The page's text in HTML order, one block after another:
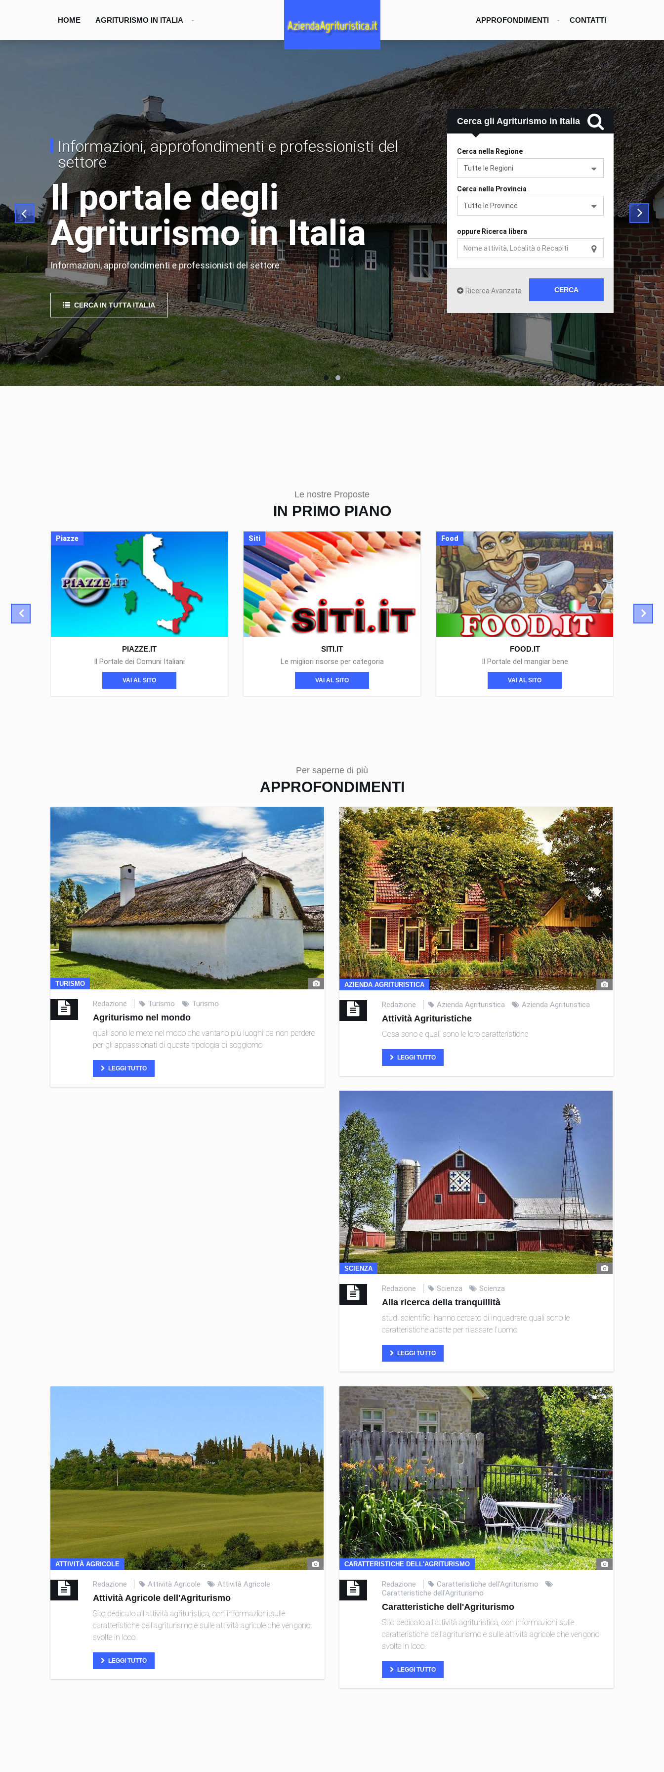
HOME AGRITURISMO IN ITALIA APPROFONDIMENTI CONTATTI
Cerca gli Agriturismo in Italia
Cerca nella Regione
Tutte le Regioni
Cerca nella Provincia
Tutte le Province
oppure Ricerca libera
Ricerca Avanzata CERCA
Informazioni, approfondimenti e professionisti del
settore
Il portale degli
Agriturismo in Italia
Informazioni, approfondimenti e professionisti del settore
CERCA IN TUTTA ITALIA
Le nostre Proposte
IN PRIMO PIANO
Piazze
PIAZZE.IT
Il Portale dei Comuni Italiani
VAI AL SITO
Siti
SITI.IT
Le migliori risorse per categoria
VAI AL SITO
Food
FOOD.IT
Il Portale del mangiar bene
VAI AL SITO
Per saperne di più
APPROFONDIMENTI
TURISMO
Redazione Turismo Turismo
Agriturismo nel mondo
quali sono le mete nel modo che vantano più luoghi da non perdere
per gli appassionati di questa tipologia di soggiorno
LEGGI TUTTO
AZIENDA AGRITURISTICA
Redazione Azienda Agrituristica Azienda Agrituristica
Attività Agrituristiche
Cosa sono e quali sono le loro caratteristiche
LEGGI TUTTO
SCIENZA
Redazione Scienza Scienza
Alla ricerca della tranquillità
studi scientifici hanno cercato di inquadrare quali sono le
caratteristiche adatte per rilassare l'uomo
LEGGI TUTTO
ATTIVITÀ AGRICOLE
Redazione Attività Agricole Attività Agricole
Attività Agricole dell'Agriturismo
Sito dedicato all'attività agrituristica, con informazioni sulle
caratteristiche dell'agriturismo e sulle attività agricole che vengono
svolte in loco.
LEGGI TUTTO
CARATTERISTICHE DELL'AGRITURISMO
Redazione
Caratteristiche dell'Agriturismo
Caratteristiche dell'Agriturismo
Caratteristiche dell'Agriturismo
Sito dedicato all'attività agrituristica, con informazioni sulle
caratteristiche dell'agriturismo e sulle attività agricole che vengono
svolte in loco.
LEGGI TUTTO